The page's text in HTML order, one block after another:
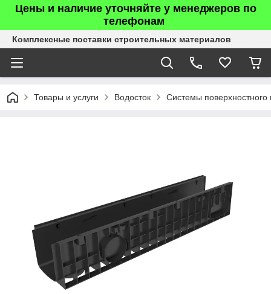
Цены и наличие уточняйте у менеджеров по
телефонам
Комплексные поставки строительных материалов
Товары и услуги Водосток Системы поверхностного